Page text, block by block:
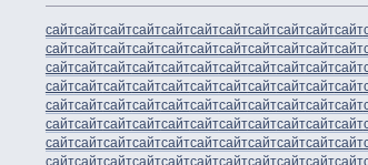
сайтсайтсайтсайтсайтсайтсайтсайтсайтсайтсайт
сайтсайтсайтсайтсайтсайтсайтсайтсайтсайтсайт
сайтсайтсайтсайтсайтсайтсайтсайтсайтсайтсайт
сайтсайтсайтсайтсайтсайтсайтсайтсайтсайтсайт
сайтсайтсайтсайтсайтсайтсайтсайтсайтсайтсайт
сайтсайтсайтсайтсайтсайтсайтсайтсайтсайтсайт
сайтсайтсайтсайтсайтсайтсайтсайтсайтсайтсайт
сайтсайтсайтсайтсайтсайтсайтсайтсайтсайтсайт